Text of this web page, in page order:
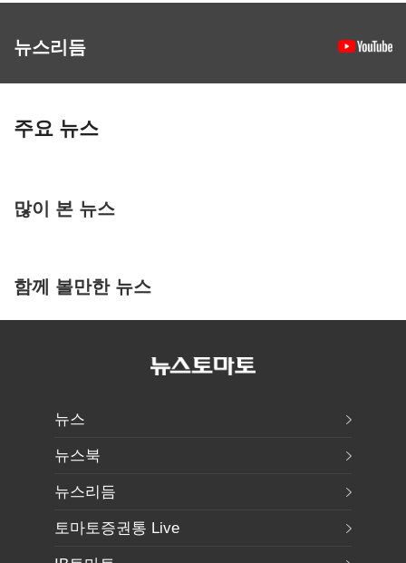
뉴스리듬
주요 뉴스
많이 본 뉴스
함께 볼만한 뉴스
뉴스
뉴스북
뉴스리듬
토마토증권통 Live